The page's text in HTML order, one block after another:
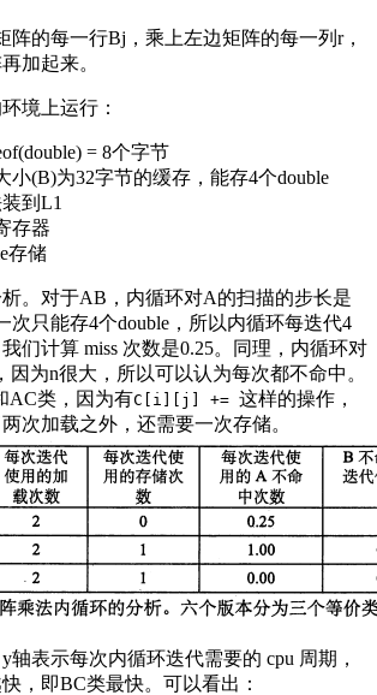
阵的每一行Bj，乘上左边矩阵的每一列r，
加起来。
境上运行：
= 8个字节
小(B)为32字节的缓存，能存4个double
到L1
存器
存储
。对于AB，内循环对A的扫描的步长是
次只能存4个double，所以内循环每迭代4
们计算 miss 次数是0.25。同理，内循环对
因为n很大，所以可以认为每次都不命中。
AC类，因为有C[i][j] += 这样的操作，
次加载之外，还需要一次存储。
轴表示每次内循环迭代需要的 cpu 周期，
，即BC类最快。可以看出：